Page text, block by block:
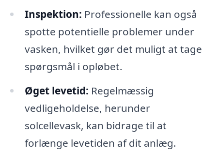
Inspektion: Professionelle kan også
spotte potentielle problemer under
vasken, hvilket gør det muligt at tage
spørgsmål i opløbet.
Øget levetid: Regelmæssig
vedligeholdelse, herunder
solcellevask, kan bidrage til at
forlænge levetiden af dit anlæg.